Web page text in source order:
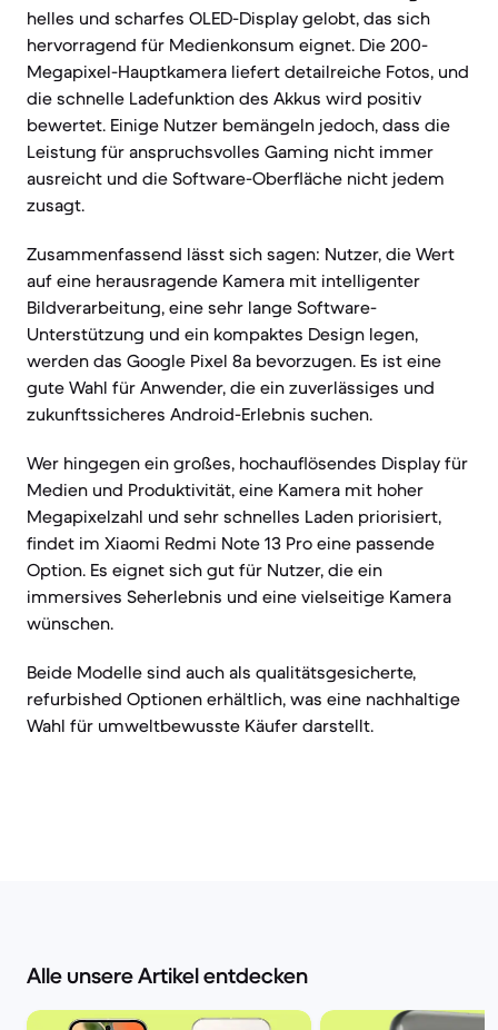
helles und scharfes OLED-Display gelobt, das sich
hervorragend für Medienkonsum eignet. Die 200-
Megapixel-Hauptkamera liefert detailreiche Fotos, und
die schnelle Ladefunktion des Akkus wird positiv
bewertet. Einige Nutzer bemängeln jedoch, dass die
Leistung für anspruchsvolles Gaming nicht immer
ausreicht und die Software-Oberfläche nicht jedem
zusagt.
Zusammenfassend lässt sich sagen: Nutzer, die Wert
auf eine herausragende Kamera mit intelligenter
Bildverarbeitung, eine sehr lange Software-
Unterstützung und ein kompaktes Design legen,
werden das Google Pixel 8a bevorzugen. Es ist eine
gute Wahl für Anwender, die ein zuverlässiges und
zukunftssicheres Android-Erlebnis suchen.
Wer hingegen ein großes, hochauflösendes Display für
Medien und Produktivität, eine Kamera mit hoher
Megapixelzahl und sehr schnelles Laden priorisiert,
findet im Xiaomi Redmi Note 13 Pro eine passende
Option. Es eignet sich gut für Nutzer, die ein
immersives Seherlebnis und eine vielseitige Kamera
wünschen.
Beide Modelle sind auch als qualitätsgesicherte,
refurbished Optionen erhältlich, was eine nachhaltige
Wahl für umweltbewusste Käufer darstellt.
Alle unsere Artikel entdecken